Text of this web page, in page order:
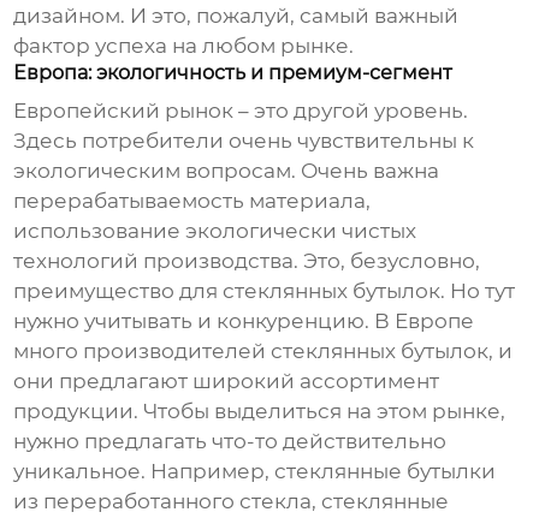
дизайном. И это, пожалуй, самый важный
фактор успеха на любом рынке.
Европа: экологичность и премиум-сегмент
Европейский рынок – это другой уровень.
Здесь потребители очень чувствительны к
экологическим вопросам. Очень важна
перерабатываемость материала,
использование экологически чистых
технологий производства. Это, безусловно,
преимущество для стеклянных бутылок. Но тут
нужно учитывать и конкуренцию. В Европе
много производителей стеклянных бутылок, и
они предлагают широкий ассортимент
продукции. Чтобы выделиться на этом рынке,
нужно предлагать что-то действительно
уникальное. Например, стеклянные бутылки
из переработанного стекла, стеклянные